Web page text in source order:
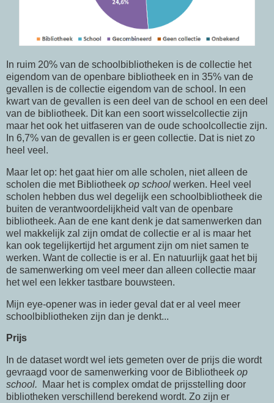
In ruim 20% van de schoolbibliotheken is de collectie het
eigendom van de openbare bibliotheek en in 35% van de
gevallen is de collectie eigendom van de school. In een
kwart van de gevallen is een deel van de school en een deel
van de bibliotheek. Dit kan een soort wisselcollectie zijn
maar het ook het uitfaseren van de oude schoolcollectie zijn.
In 6,7% van de gevallen is er geen collectie. Dat is niet zo
heel veel.
Maar let op: het gaat hier om alle scholen, niet alleen de
scholen die met Bibliotheek op school werken. Heel veel
scholen hebben dus wel degelijk een schoolbibliotheek die
buiten de verantwoordelijkheid valt van de openbare
bibliotheek. Aan de ene kant denk je dat samenwerken dan
wel makkelijk zal zijn omdat de collectie er al is maar het
kan ook tegelijkertijd het argument zijn om niet samen te
werken. Want de collectie is er al. En natuurlijk gaat het bij
de samenwerking om veel meer dan alleen collectie maar
het wel een lekker tastbare bouwsteen.
Mijn eye-opener was in ieder geval dat er al veel meer
schoolbibliotheken zijn dan je denkt...
Prijs
In de dataset wordt wel iets gemeten over de prijs die wordt
gevraagd voor de samenwerking voor de Bibliotheek op
school.
Maar het is complex omdat de prijsstelling door
bibliotheken verschillend berekend wordt. Zo zijn er